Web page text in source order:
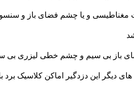
مغناطیسی و یا چشم فضای باز و
باز بی سیم و چشم خطی لیزری بی